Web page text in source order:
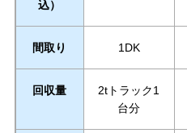
込）
間取り 1DK
回収量
2tトラック1
台分